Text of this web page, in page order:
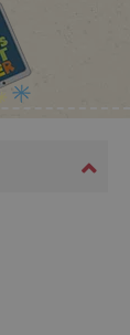
.agatinsvet.cz